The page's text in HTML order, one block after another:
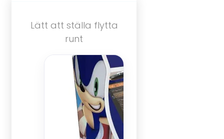
Lätt att ställa flytta
runt